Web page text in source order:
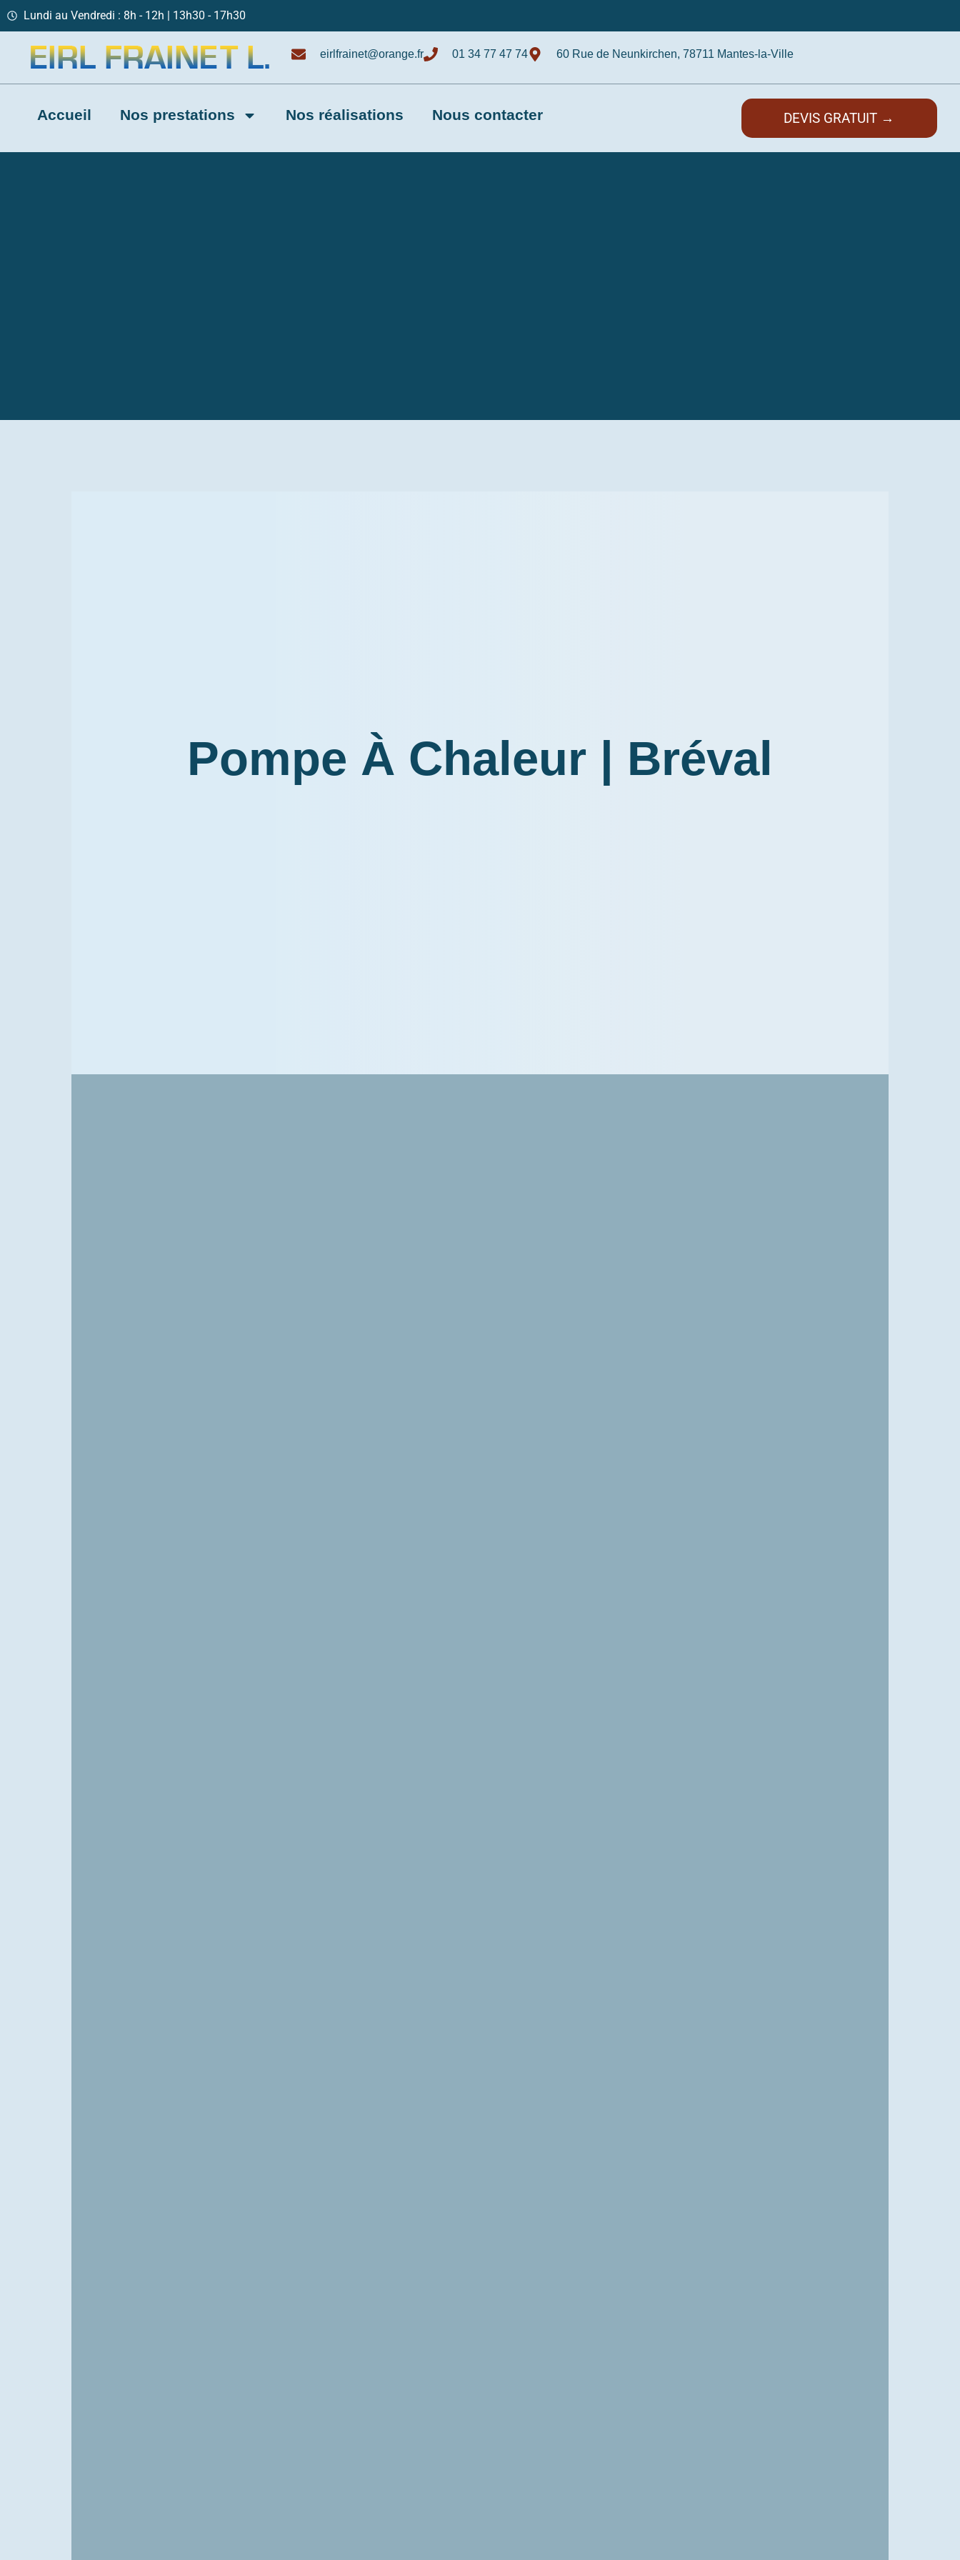
Lundi au Vendredi : 8h - 12h | 13h30 - 17h30
eirlfrainet@orange.fr 01 34 77 47 74 60 Rue de Neunkirchen, 78711 Mantes-la-Ville
DEVIS GRATUIT →
Accueil Nos prestations Nos réalisations Nous contacter
Pompe À Chaleur | Bréval